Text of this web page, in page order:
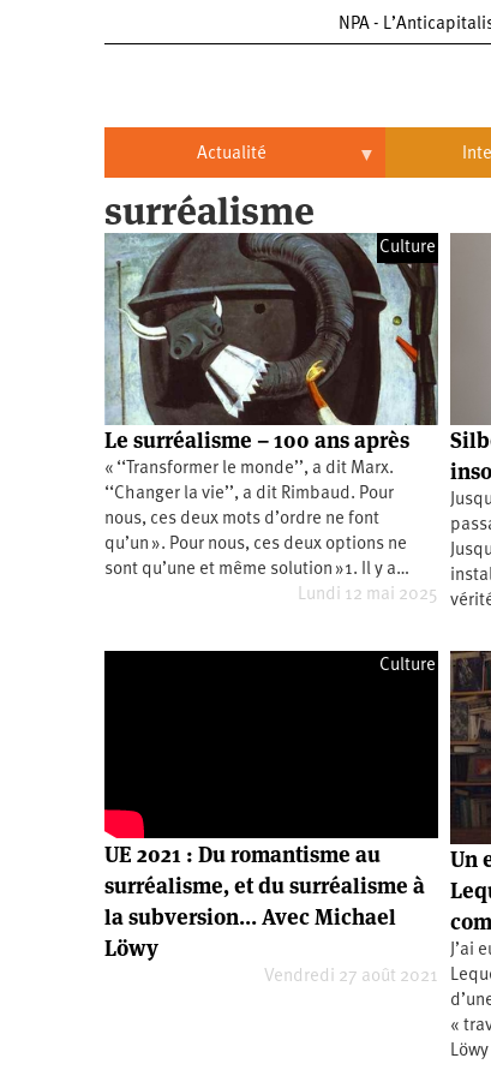
NPA -
Actualité
Actualité
Politique
Entreprises
Entreprises
Automobile
Aéronautique
Commerce
Hôpitaux
Oppressions
Oppressions
Antiracisme
Féminisme
LGBTI
Économie
Écologie
Éducation
Santé
Brésil
Chine
États-
Unis
Continents
Afrique
Amérique
Nord
Amérique
Asie
Europe
Moyen-
Orient
surréalisme
Culture
Le surréalisme – 100 ans après
« ‘‘Transformer le monde’’, a dit Marx.
‘‘Changer la vie’’, a dit Rimbaud. Pour
nous, ces deux mots d’ordre ne font
qu’un ». Pour nous, ces deux options ne
sont qu’une et même solution »1. Il y a…
Lundi 12 mai 2025
Culture
UE 2021 : Du romantisme au
surréalisme, et du surréalisme à
la subversion… Avec Michael
Löwy
Vendredi 27 août 2021
Un
J’ai
«